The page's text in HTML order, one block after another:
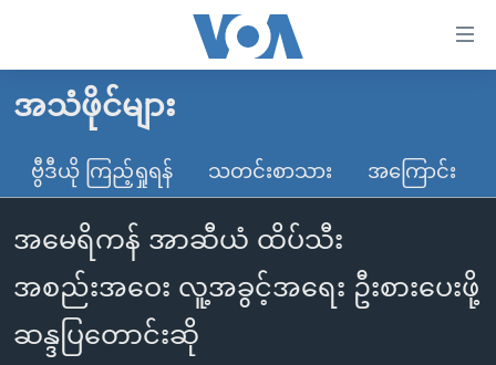
လွယ်ကူ
သည့်
များ
ပင်မ
အကြောင်းအရာ
မူလစာမျက်နှာ
မြန်မာ
ကမ္ဘာ့သတင်းများ
နိုင်ငံတကာ
အမေရိကန်
တရုတ်
အစ္စရေး-ပါလက်စတိုင်း
ဗွီဒီယို
သတင်းလွတ်လပ်ခွင့်
ရပ်ဝန်းတခု လမ်းတခု အလွန်
အင်္ဂလိပ်စာလေ့လာမယ်
အသံဖိုင်များ
ဗွီဒီယို ကြည့်ရှုရန် သတင်းစာသား အကြောင်း
အမေရိကန် အာဆီယံ ထိပ်သီး
အစည်းအဝေး လူ့အခွင့်အရေး ဦးစားပေးဖို့
ဆန္ဒပြတောင်းဆို